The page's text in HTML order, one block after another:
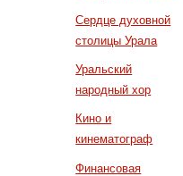
Сердце духовной
столицы Урала
Уральский
народный хор
Кино и
кинематограф
Финансовая